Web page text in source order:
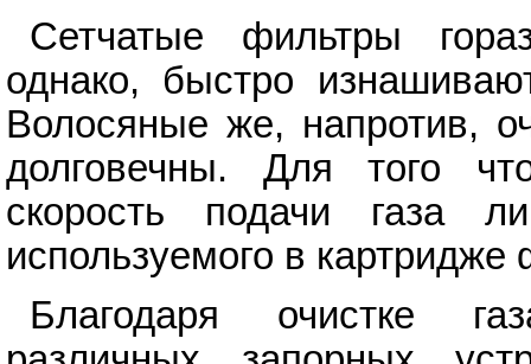
Сетчатые фильтры
однако, быстро
Волосяные же, напротив,
долговечны. Для того
скорость подачи газа
используемого в
Благодаря очистке